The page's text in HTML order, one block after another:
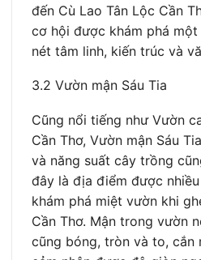
đến Cù Lao Tân Lộc Cần
cơ hội được khám phá
nét tâm linh, kiến trúc và
3.2 Vườn mận Sáu Tia
Cũng nổi tiếng như Vườn
Cần Thơ, Vườn mận Sáu
và năng suất cây trồng
đây là địa điểm được
khám phá miệt vườn khi
Cần Thơ. Mận trong vườn
cũng bóng, tròn và to, cắn